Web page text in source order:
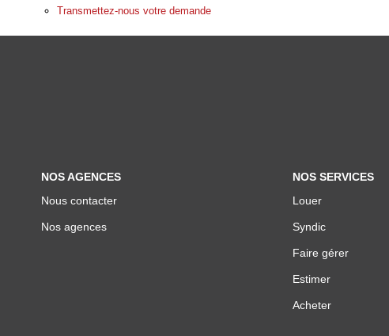
Transmettez-nous votre demande
NOS AGENCES
Nous contacter
Nos agences
NOS SERVICES
Louer
Syndic
Faire gérer
Estimer
Acheter